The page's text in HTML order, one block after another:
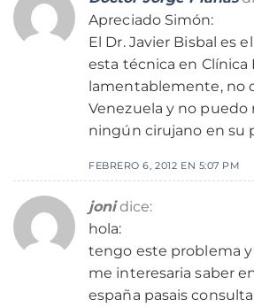
Apreciado Simón:
El Dr. Javier Bisbal es
esta técnica en Clínica
lamentablemente, no
Venezuela y no puedo
ningún cirujano en su
FEBRERO 6, 2012 EN 5:07 PM
joni dice:
hola:
tengo este problema
me interesaria saber
españa pasais